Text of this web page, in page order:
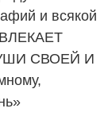
и всякой
СВОЕЙ И